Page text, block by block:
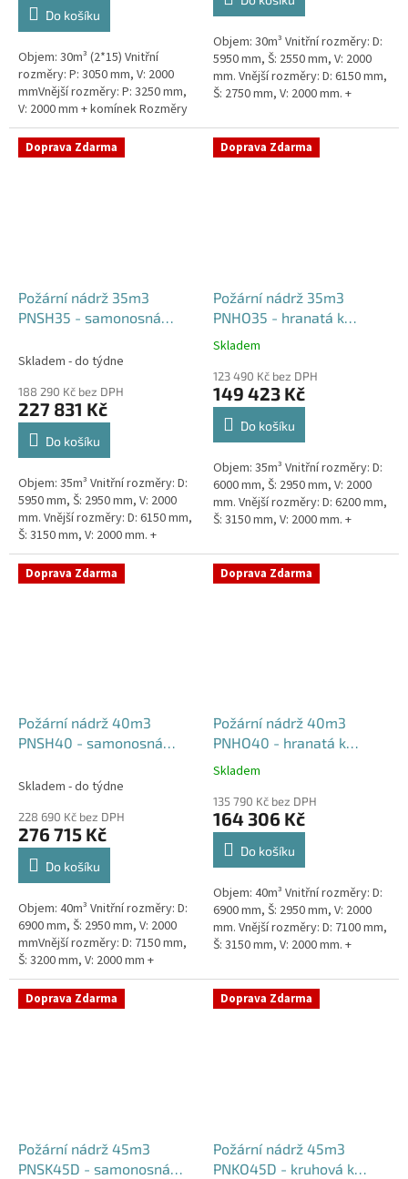
Do košíku
Objem: 30m³ (2*15) Vnitřní
rozměry: P: 3050 mm, V: 2000
mmVnější rozměry: P: 3250 mm,
V: 2000 mm + komínek Rozměry
nádrže možno jakkoliv upravit -
vyrobíme nádrž na...
hvězdiček.
Objem: 30m³ Vnitřní rozměry: D:
5950 mm, Š: 2550 mm, V: 2000
mm. Vnější rozměry: D: 6150 mm,
Š: 2750 mm, V: 2000 mm. +
týdny od objednávky....
Doprava Zdarma
Požární nádrž 35m3
PNSH35 - samonosná
Skladem - do týdne
188 290 Kč bez DPH
227 831 Kč
Do košíku
Objem: 35m³ Vnitřní rozměry: D:
5950 mm, Š: 2950 mm, V: 2000
mm. Vnější rozměry: D: 6150 mm,
Š: 3150 mm, V: 2000 mm. +
komínek. Běžná doba dodání 2-3
týdny od objednávky....
Doprava Zdarma
Požární nádrž 35m3
PNHO35 - hranatá k
obetonování
Průměrné
produktu
je
5,0
hvězdiček.
Skladem
123 490 Kč bez DPH
149 423 Kč
Do košíku
Objem: 35m³ Vnitřní rozměry: D:
6000 mm, Š: 2950 mm, V: 2000
mm. Vnější rozměry: D: 6200 mm,
Š: 3150 mm, V: 2000 mm. +
týdny od objednávky....
Doprava Zdarma
Požární nádrž 40m3
PNSH40 - samonosná
Skladem - do týdne
228 690 Kč bez DPH
276 715 Kč
Do košíku
Objem: 40m³ Vnitřní rozměry: D:
6900 mm, Š: 2950 mm, V: 2000
mmVnější rozměry: D: 7150 mm,
Š: 3200 mm, V: 2000 mm +
komínek Běžná doba dodání 2-3
týdny od objednávky. Rozměry...
Doprava Zdarma
Požární nádrž 40m3
PNHO40 - hranatá k
obetonování
Průměrné
produktu
je
5,0
hvězdiček.
Skladem
135 790 Kč bez DPH
164 306 Kč
Do košíku
Objem: 40m³ Vnitřní rozměry: D:
6900 mm, Š: 2950 mm, V: 2000
mm. Vnější rozměry: D: 7100 mm,
Š: 3150 mm, V: 2000 mm. +
týdny od objednávky....
Doprava Zdarma
Požární nádrž 45m3
PNSK45D - samonosná
Doprava Zdarma
Požární nádrž 45m3
PNKO45D - kruhová k